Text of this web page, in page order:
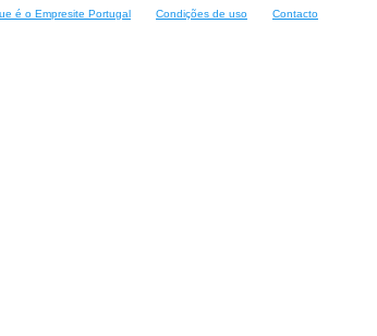
é o Empresite Portugal Condições de uso Contacto